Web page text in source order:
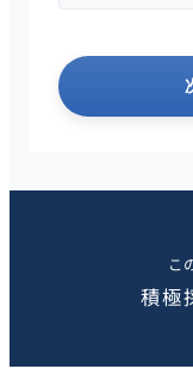
こ
積極